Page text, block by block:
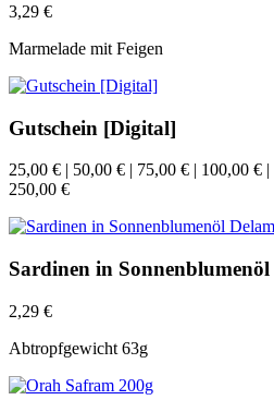
3,29 €
Marmelade mit Feigen
Gutschein [Digital]
25,00 € | 50,00 € | 75,00 € | 100,00 € |
250,00 €
Sardinen in
2,29 €
Abtropfgewicht 63g